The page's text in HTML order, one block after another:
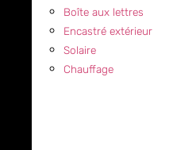
Boîte aux lettres
Encastré extérieur
Solaire
Chauffage